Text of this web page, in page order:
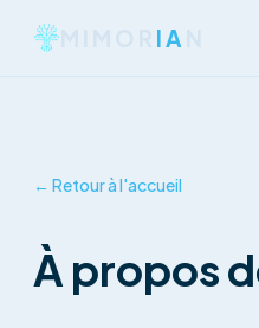
IA
← Retour à l'accueil
À propos